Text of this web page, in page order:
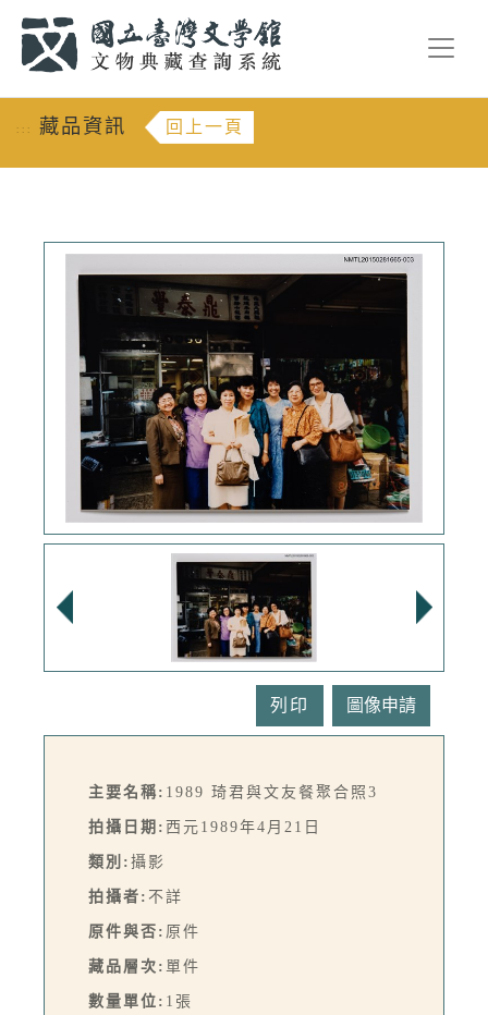
::: 藏品資訊 回上一頁
列印
主要名稱: 1989 琦君與文友餐聚合照3
拍攝日期: 西元1989年4月21日
類別: 攝影
拍攝者: 不詳
原件與否: 原件
藏品層次: 單件
數量單位: 1張